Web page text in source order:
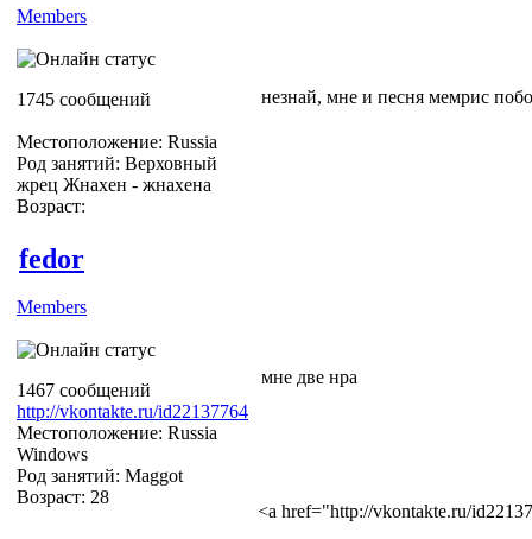
Members
1745 сообщений
Местоположение: Russia
Род занятий: Верховный
жрец Жнахен - жнахена
Возраст:
незнай, мне и песня мемрис
fedor
Members
1467 сообщений
http://vkontakte.ru/id22137764
Местоположение: Russia
Windows
Род занятий: Maggot
Возраст: 28
мне две нра
<a href="http://vkontakte.ru/